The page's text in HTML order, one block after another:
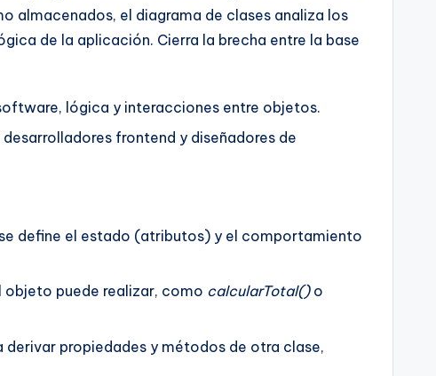
almacenados, el diagrama de clases analiza los
de la aplicación. Cierra la brecha entre la base
lógica y interacciones entre objetos.
frontend y diseñadores de
define el estado (atributos) y el comportamiento
objeto puede realizar, como calcularTotal()o
derivar propiedades y métodos de otra clase,